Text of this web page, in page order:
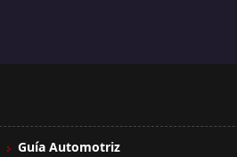
Guía Automotriz